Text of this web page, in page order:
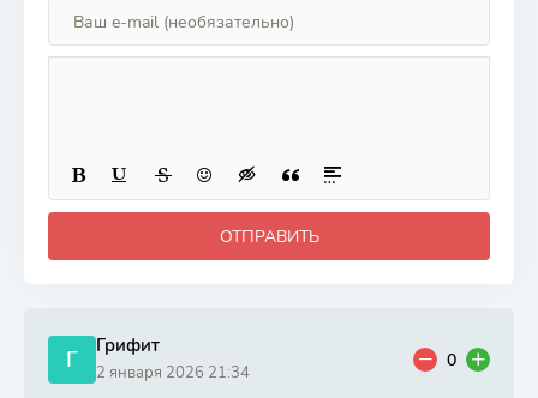
ОТПРАВИТЬ
Г Грифит
2 января 2026 21:34
0